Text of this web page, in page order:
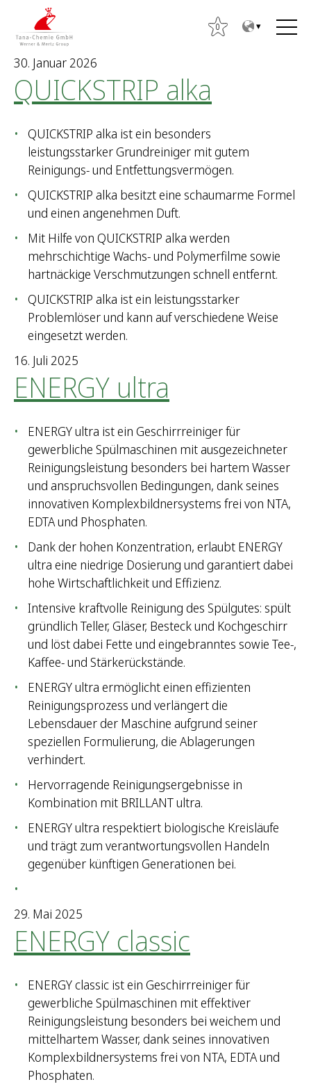
0
c
n
h
30. Januar 2026
QUICKSTRIP alka
QUICKSTRIP alka ist ein besonders
leistungsstarker Grundreiniger mit gutem
Reinigungs- und Entfettungsvermögen.
QUICKSTRIP alka besitzt eine schaumarme Formel
und einen angenehmen Duft.
Mit Hilfe von QUICKSTRIP alka werden
mehrschichtige Wachs- und Polymerfilme sowie
hartnäckige Verschmutzungen schnell entfernt.
QUICKSTRIP alka ist ein leistungsstarker
Problemlöser und kann auf verschiedene Weise
eingesetzt werden.
16. Juli 2025
ENERGY ultra
ENERGY ultra ist ein Geschirrreiniger für
gewerbliche Spülmaschinen mit ausgezeichneter
Reinigungsleistung besonders bei hartem Wasser
und anspruchsvollen Bedingungen, dank seines
innovativen Komplexbildnersystems frei von NTA,
EDTA und Phosphaten.
Dank der hohen Konzentration, erlaubt ENERGY
ultra eine niedrige Dosierung und garantiert dabei
hohe Wirtschaftlichkeit und Effizienz.
Intensive kraftvolle Reinigung des Spülgutes: spült
gründlich Teller, Gläser, Besteck und Kochgeschirr
und löst dabei Fette und eingebranntes sowie Tee-,
Kaffee- und Stärkerückstände.
ENERGY ultra ermöglicht einen effizienten
Reinigungsprozess und verlängert die
Lebensdauer der Maschine aufgrund seiner
speziellen Formulierung, die Ablagerungen
verhindert.
Hervorragende Reinigungsergebnisse in
Kombination mit BRILLANT ultra.
ENERGY ultra respektiert biologische Kreisläufe
und trägt zum verantwortungsvollen Handeln
gegenüber künftigen Generationen bei.
29. Mai 2025
ENERGY classic
ENERGY classic ist ein Geschirrreiniger für
gewerbliche Spülmaschinen mit effektiver
Reinigungsleistung besonders bei weichem und
mittelhartem Wasser, dank seines innovativen
Komplexbildnersystems frei von NTA, EDTA und
Phosphaten.